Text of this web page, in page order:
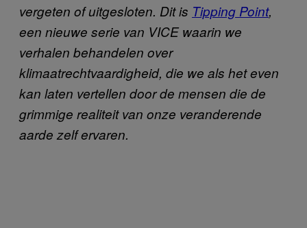
vergeten of uitgesloten. Dit is Tipping Point,
een nieuwe serie van VICE waarin we
verhalen behandelen over
klimaatrechtvaardigheid, die we als het even
kan laten vertellen door de mensen die de
grimmige realiteit van onze veranderende
aarde zelf ervaren.